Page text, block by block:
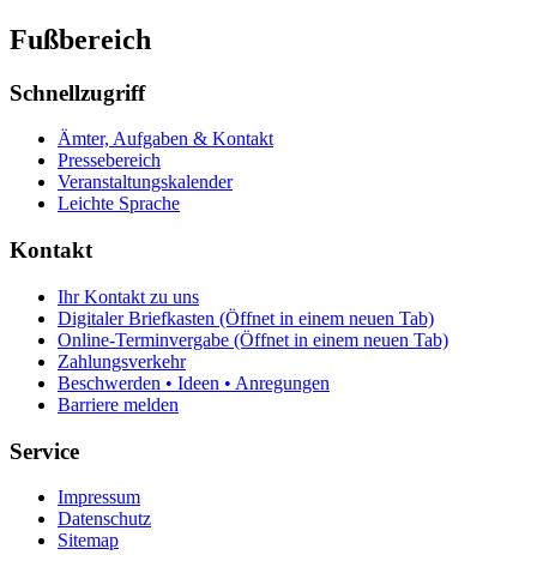
Fußbereich
Schnellzugriff
Ämter, Aufgaben & Kontakt
Pressebereich
Veranstaltungskalender
Leichte Sprache
Kontakt
Ihr Kontakt zu uns
Digitaler Briefkasten (Öffnet in einem neuen Tab)
Online-Terminvergabe (Öffnet in einem neuen Tab)
Zahlungsverkehr
Beschwerden • Ideen • Anregungen
Barriere melden
Service
Impressum
Datenschutz
Sitemap